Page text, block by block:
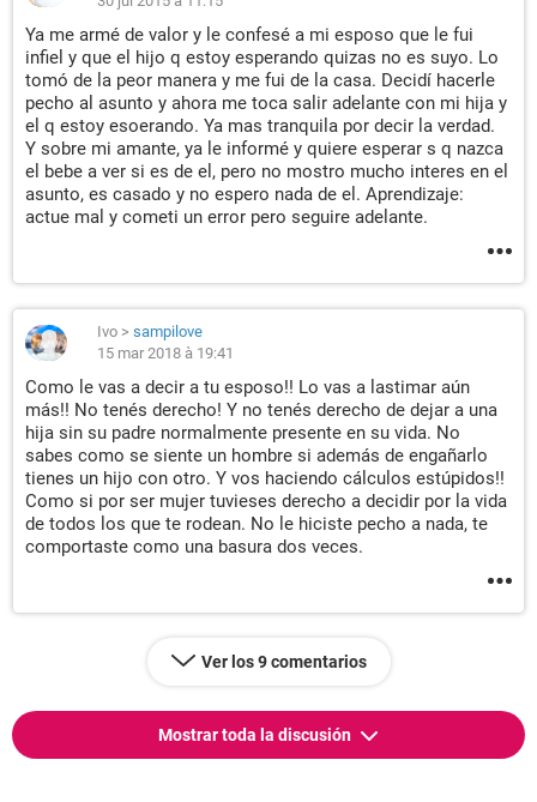
Ya me armé de valor y le confesé a mi esposo que le fui
infiel y que el hijo q estoy esperando quizas no es suyo. Lo
tomó de la peor manera y me fui de la casa. Decidí hacerle
pecho al asunto y ahora me toca salir adelante con mi hija y
el q estoy esoerando. Ya mas tranquila por decir la verdad.
Y sobre mi amante, ya le informé y quiere esperar s q nazca
el bebe a ver si es de el, pero no mostro mucho interes en el
asunto, es casado y no espero nada de el. Aprendizaje:
actue mal y cometi un error pero seguire adelante.
Ivo > sampilove
15 mar 2018 à 19:41
Como le vas a decir a tu esposo!! Lo vas a lastimar aún
más!! No tenés derecho! Y no tenés derecho de dejar a una
hija sin su padre normalmente presente en su vida. No
sabes como se siente un hombre si además de engañarlo
tienes un hijo con otro. Y vos haciendo cálculos estúpidos!!
Como si por ser mujer tuvieses derecho a decidir por la vida
de todos los que te rodean. No le hiciste pecho a nada, te
comportaste como una basura dos veces.
Ver los 9 comentarios
Mostrar toda la discusión